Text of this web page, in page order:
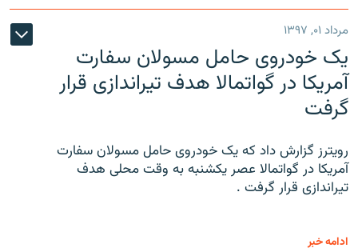
مرداد ۰۱, ۱۳۹۷
یک خودروی حامل مسولان سفارت
آمریکا در گواتمالا هدف تیراندازی قرار
گرفت
رویترز گزارش داد که یک خودروی حامل مسولان سفارت
آمریکا در گواتمالا عصر یکشنبه به وقت محلی هدف
تیراندازی قرار گرفت .
ادامه خبر